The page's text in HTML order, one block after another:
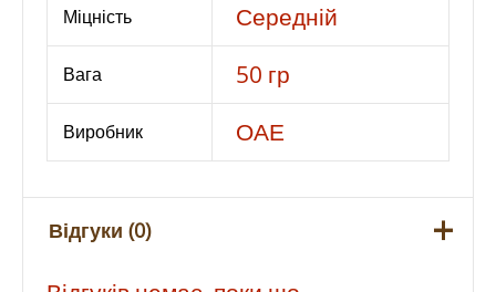
Міцність Середній
Вага 50 гр
Виробник ОАЕ
Відгуки (0)